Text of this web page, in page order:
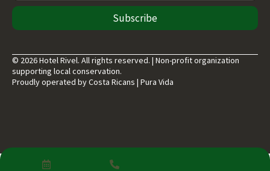
Subscribe
© 2026 Hotel Rivel. All rights reserved. | Non-profit organization
supporting local conservation.
Proudly operated by Costa Ricans | Pura Vida